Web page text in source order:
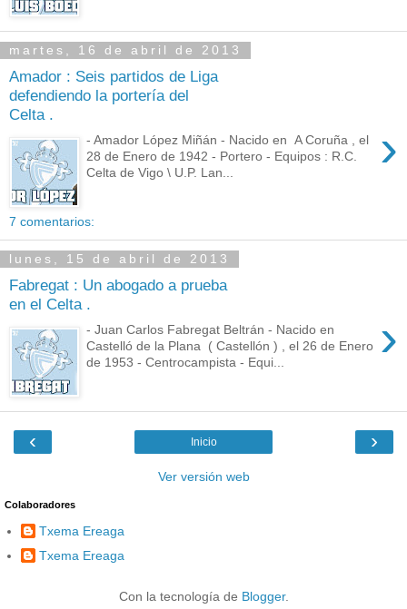
martes, 16 de abril de 2013
Amador : Seis partidos de Liga
defendiendo la portería del
Celta .
›
- Amador López Miñán - Nacido en A Coruña , el
28 de Enero de 1942 - Portero - Equipos : R.C.
Celta de Vigo \ U.P. Lan...
7 comentarios:
lunes, 15 de abril de 2013
Fabregat : Un abogado a prueba
en el Celta .
›
- Juan Carlos Fabregat Beltrán - Nacido en
Castelló de la Plana ( Castellón ) , el 26 de Enero
de 1953 - Centrocampista - Equi...
‹ ›
Inicio
Ver versión web
Colaboradores
Txema Ereaga
Txema Ereaga
Con la tecnología de Blogger.